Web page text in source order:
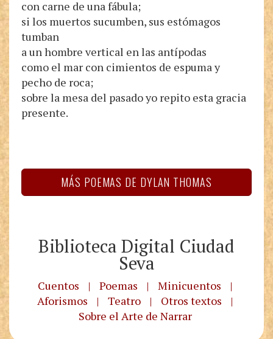
con carne de una fábula;
si los muertos sucumben, sus estómagos
tumban
a un hombre vertical en las antípodas
como el mar con cimientos de espuma y
pecho de roca;
sobre la mesa del pasado yo repito esta gracia
presente.
MÁS POEMAS DE DYLAN THOMAS
Biblioteca Digital Ciudad
Seva
Cuentos | Poemas | Minicuentos
|
Aforismos
| Teatro | Otros textos
|
Sobre el Arte de Narrar